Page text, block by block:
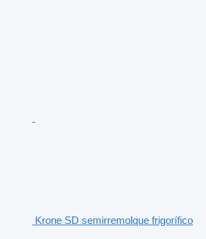
Krone SD semirremolque frigorífico